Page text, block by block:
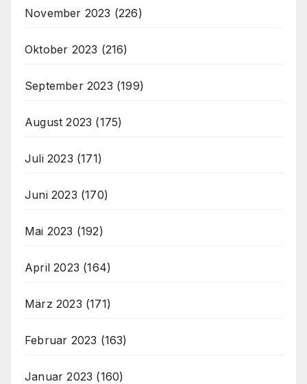
November 2023 (226)
Oktober 2023 (216)
September 2023 (199)
August 2023 (175)
Juli 2023 (171)
Juni 2023 (170)
Mai 2023 (192)
April 2023 (164)
März 2023 (171)
Februar 2023 (163)
Januar 2023 (160)